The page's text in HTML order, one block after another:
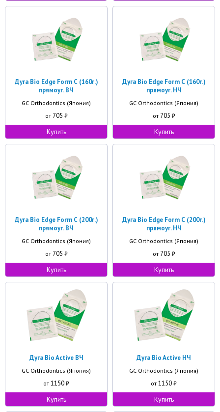
Дуга Bio Edge Form С (160г.)
прямоуг. ВЧ
GC Orthodontics (Япония)
от 705 ₽
Купить
Дуга Bio Edge Form С (160г.)
прямоуг. НЧ
GC Orthodontics (Япония)
от 705 ₽
Купить
Дуга Bio Edge Form С (200г.)
прямоуг. ВЧ
GC Orthodontics (Япония)
от 705 ₽
Купить
Дуга Bio Edge Form С (200г.)
прямоуг. НЧ
GC Orthodontics (Япония)
от 705 ₽
Купить
Дуга Bio Active ВЧ
GC Orthodontics (Япония)
от 1150 ₽
Купить
Дуга Bio Active НЧ
GC Orthodontics (Япония)
от 1150 ₽
Купить